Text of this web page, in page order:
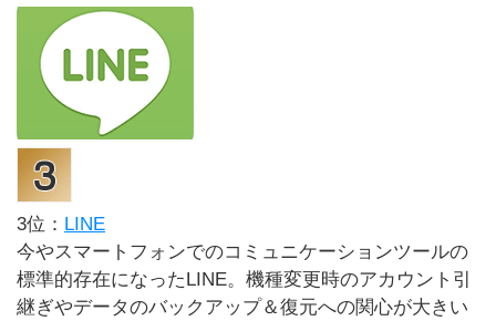
3位： LINE
今やスマートフォンでのコミュニケーションツールの
標準的存在になったLINE。機種変更時のアカウント引
継ぎやデータのバックアップ＆復元への関心が大きい